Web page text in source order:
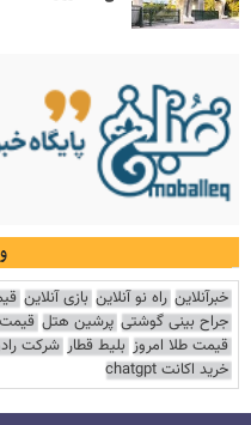
خبرآنلاین راه نو آنلاین بازی آنلاین
جراح بینی گوشتی پرشین هتل قیمت
قیمت طلا امروز بلیط قطار شرکت
خرید اکانت chatgpt